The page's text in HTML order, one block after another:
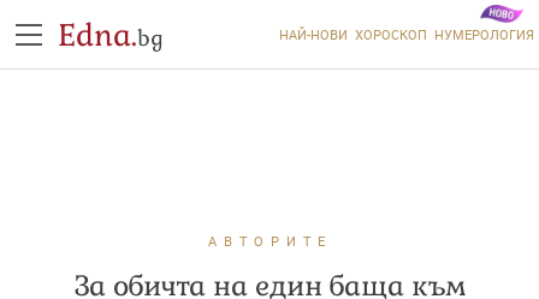
Edna.bg НАЙ-НОВИ ХОРОСКОП НУМЕРОЛОГИЯ
АВТОРИТЕ
За обичта на един баща към